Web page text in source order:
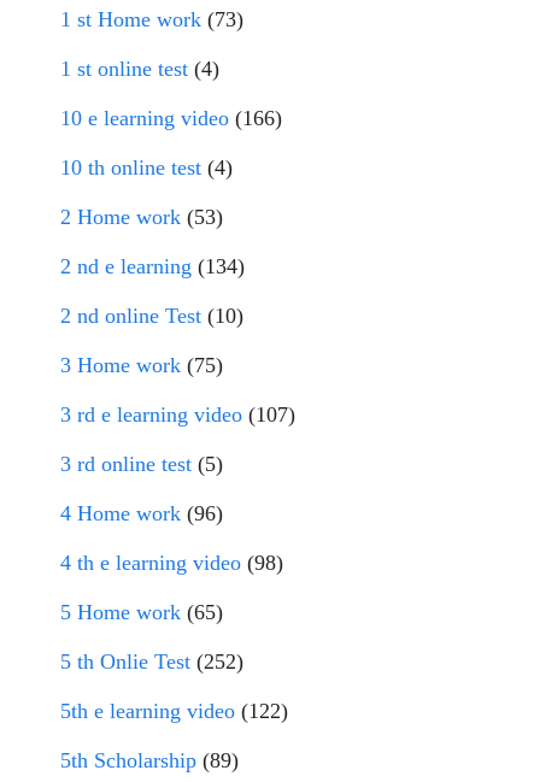
1 st Home work (73)
1 st online test (4)
10 e learning video (166)
10 th online test (4)
2 Home work (53)
2 nd e learning (134)
2 nd online Test (10)
3 Home work (75)
3 rd e learning video (107)
3 rd online test (5)
4 Home work (96)
4 th e learning video (98)
5 Home work (65)
5 th Onlie Test (252)
5th e learning video (122)
5th Scholarship (89)